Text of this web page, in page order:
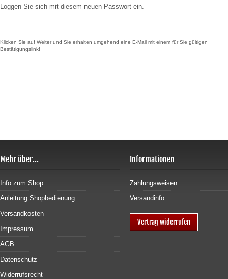
Loggen Sie sich mit diesem neuen Passwort ein.
Klicken Sie auf Weiter und Sie erhalten umgehend eine E-Mail mit einem für Sie gültigen
Bestätigungslink!
Mehr über...
Info zum Shop
Anleitung Shopbedienung
Versandkosten
Impressum
AGB
Datenschutz
Widerrufsrecht
Informationen
Zahlungsweisen
Versandinfo
Vertrag widerrufen